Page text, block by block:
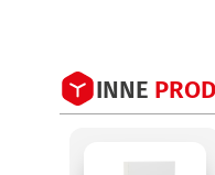
INNE